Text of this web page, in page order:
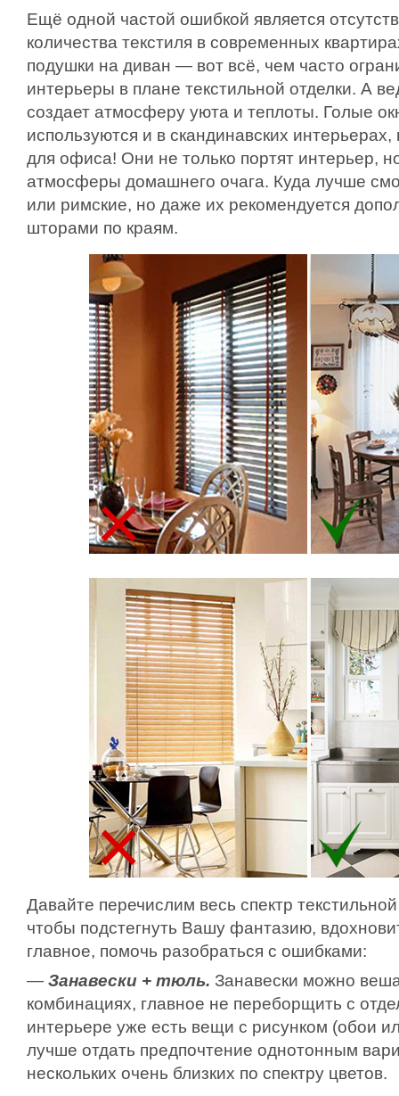
Ещё одной частой ошибкой является
количества текстиля в современных
подушки на диван — вот всё, чем часто
интерьеры в плане текстильной отделки. А
создает атмосферу уюта и теплоты. Голые
используются и в скандинавских
для офиса! Они не только портят интерьер,
атмосферы домашнего очага. Куда лучше
или римские, но даже их рекомендуется
шторами по краям.
Давайте перечислим весь спектр
чтобы подстегнуть Вашу фантазию,
главное, помочь разобраться с ошибками:
— Занавески + тюль. Занавески можно
комбинациях, главное не переборщить с
интерьере уже есть вещи с рисунком (обои
лучше отдать предпочтение однотонным
нескольких очень близких по спектру цветов.